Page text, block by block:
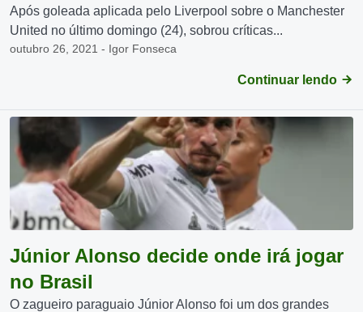
Após goleada aplicada pelo Liverpool sobre o Manchester
United no último domingo (24), sobrou críticas...
outubro 26, 2021 - Igor Fonseca
Continuar lendo
Júnior Alonso decide onde irá jogar
no Brasil
O zagueiro paraguaio Júnior Alonso foi um dos grandes